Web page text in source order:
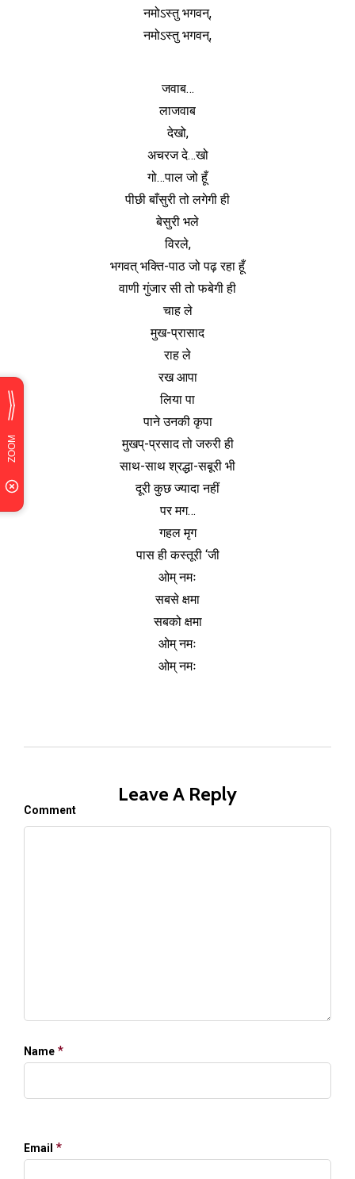
नमोऽस्तु भगवन्,
नमोऽस्तु भगवन्,
जवाब…
लाजवाब
देखो,
अचरज दे…खो
गो…पाल जो हूँ
पीछी बाँसुरी तो लगेगी ही
बेसुरी भले
विरले,
भगवत् भक्ति-पाठ जो पढ़ रहा हूँ
वाणी गुंजार सी तो फबेगी ही
चाह ले
मुख-प्रासाद
राह ले
रख आपा
लिया पा
पाने उनकी कृपा
मुखप्-प्रसाद तो जरुरी ही
साथ-साथ श्रद्धा-सबूरी भी
दूरी कुछ ज्यादा नहीं
पर मग…
गहल मृग
पास ही कस्तूरी ‘जी
ओम् नमः
सबसे क्षमा
सबको क्षमा
ओम् नमः
ओम् नमः
Leave A Reply
Comment
Name *
Email *